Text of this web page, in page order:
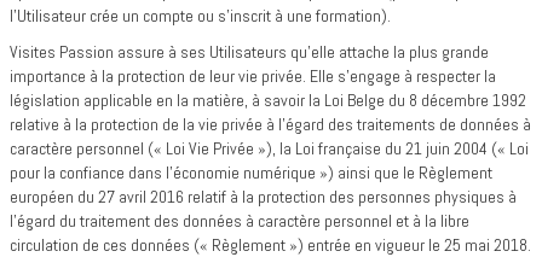
l’Utilisateur crée un compte ou s’inscrit à une formation).
Visites Passion assure à ses Utilisateurs qu’elle attache la plus grande
importance à la protection de leur vie privée. Elle s’engage à respecter la
législation applicable en la matière, à savoir la Loi Belge du 8 décembre 1992
relative à la protection de la vie privée à l’égard des traitements de données à
caractère personnel (« Loi Vie Privée »), la Loi française du 21 juin 2004 (« Loi
pour la confiance dans l’économie numérique ») ainsi que le Règlement
européen du 27 avril 2016 relatif à la protection des personnes physiques à
l’égard du traitement des données à caractère personnel et à la libre
circulation de ces données (« Règlement ») entrée en vigueur le 25 mai 2018.